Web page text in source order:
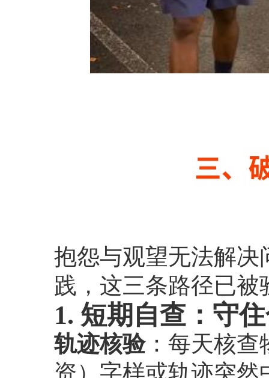
抱怨与观望无法解决
践，这三条路径已被
1. 短期自查：守
轨迹核验：每天核查
资）字样或轨迹突